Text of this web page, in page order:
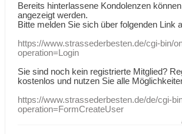
Bereits hinterlassene Kondolenzen
angezeigt werden.
Bitte melden Sie sich über folgenden Link
https://www.strassederbesten.de/cgi-bin/
operation=Login
Sie sind noch kein registrierte Mitglied?
kostenlos und nutzen Sie alle
https://www.strassederbesten.de/de/cgi-
operation=FormCreateUser